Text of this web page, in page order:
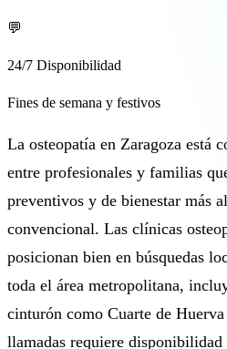
💬
24/7 Disponibilidad
Fines de semana y festivos
La osteopatía en Zaragoza está
entre profesionales y familias
preventivos y de bienestar más
convencional. Las clínicas
posicionan bien en búsquedas
toda el área metropolitana,
cinturón como Cuarte de
llamadas requiere